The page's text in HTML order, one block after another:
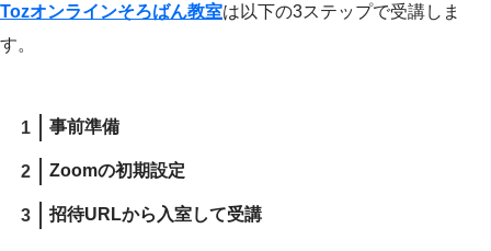
Tozオンラインそろばん教室は以下の3ステップで受講しま
す。
事前準備
Zoomの初期設定
招待URLから入室して受講